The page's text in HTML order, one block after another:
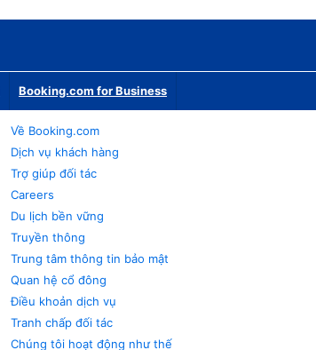
Booking.com for Business
Về Booking.com
Dịch vụ khách hàng
Trợ giúp đối tác
Careers
Du lịch bền vững
Truyền thông
Trung tâm thông tin bảo mật
Quan hệ cổ đông
Điều khoản dịch vụ
Tranh chấp đối tác
Chúng tôi hoạt động như thế